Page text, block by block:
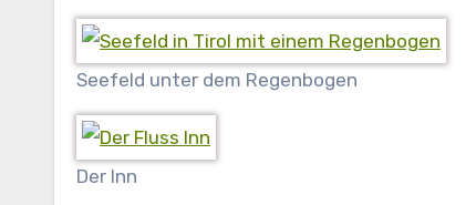
Seefeld unter dem Regenbogen
Der Inn